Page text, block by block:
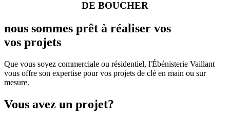
DE BOUCHER
nous sommes prêt à réaliser vos
vos projets
Que vous soyez commerciale ou résidentiel, l'Ébénisterie Vaillant
vous offre son expertise pour vos projets de clé en main ou sur
mesure.
Vous avez un projet?